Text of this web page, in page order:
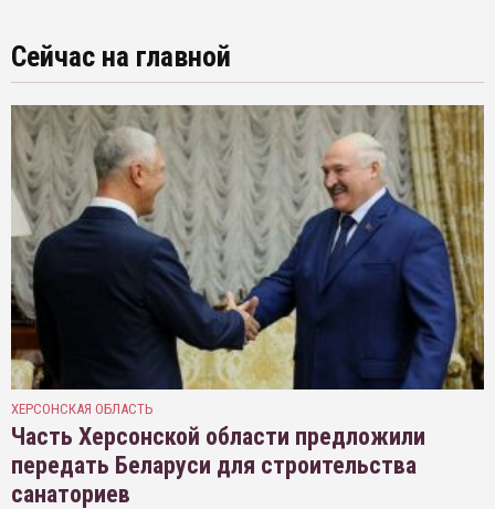
Сейчас на главной
ХЕРСОНСКАЯ ОБЛАСТЬ
Часть Херсонской области предложили
передать Беларуси для строительства
санаториев